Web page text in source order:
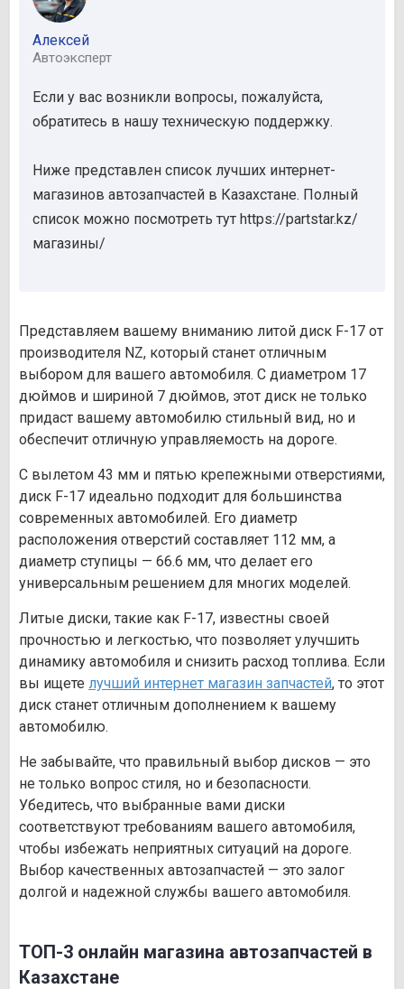
Алексей
Автоэксперт
Если у вас возникли вопросы, пожалуйста,
обратитесь в нашу техническую поддержку.
Ниже представлен список лучших интернет-
магазинов автозапчастей в Казахстане. Полный
список можно посмотреть тут https://partstar.kz/
магазины/
Представляем вашему вниманию литой диск F-17 от
производителя NZ, который станет отличным
выбором для вашего автомобиля. С диаметром 17
дюймов и шириной 7 дюймов, этот диск не только
придаст вашему автомобилю стильный вид, но и
обеспечит отличную управляемость на дороге.
С вылетом 43 мм и пятью крепежными отверстиями,
диск F-17 идеально подходит для большинства
современных автомобилей. Его диаметр
расположения отверстий составляет 112 мм, а
диаметр ступицы — 66.6 мм, что делает его
универсальным решением для многих моделей.
Литые диски, такие как F-17, известны своей
прочностью и легкостью, что позволяет улучшить
динамику автомобиля и снизить расход топлива. Если
вы ищете лучший интернет магазин запчастей, то этот
диск станет отличным дополнением к вашему
автомобилю.
Не забывайте, что правильный выбор дисков — это
не только вопрос стиля, но и безопасности.
Убедитесь, что выбранные вами диски
соответствуют требованиям вашего автомобиля,
чтобы избежать неприятных ситуаций на дороге.
Выбор качественных автозапчастей — это залог
долгой и надежной службы вашего автомобиля.
ТОП-3 онлайн магазина автозапчастей в
Казахстане